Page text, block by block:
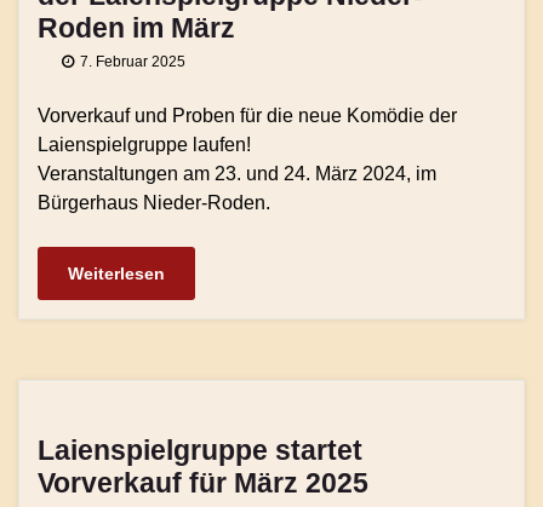
Roden im März
7. Februar 2025
Vorverkauf und Proben für die neue Komödie der
Laienspielgruppe laufen!
Veranstaltungen am 23. und 24. März 2024, im
Bürgerhaus Nieder-Roden.
Weiterlesen
Laienspielgruppe startet
Vorverkauf für März 2025